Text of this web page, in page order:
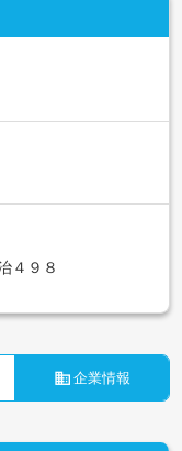
４９８
business 企業情報